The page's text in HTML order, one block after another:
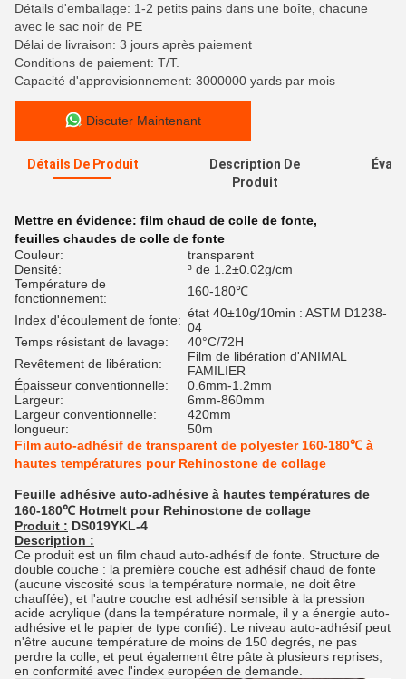
Détails d'emballage: 1-2 petits pains dans une boîte, chacune
avec le sac noir de PE
Délai de livraison: 3 jours après paiement
Conditions de paiement: T/T.
Capacité d'approvisionnement: 3000000 yards par mois
Discuter Maintenant
Détails De Produit
Description De
Produit
Mettre en évidence: film chaud de colle de fonte,
feuilles chaudes de colle de fonte
Couleur:
transparent
Densité:
³ de 1.2±0.02g/cm
Température de
fonctionnement:
160-180℃
Index d'écoulement de fonte: état 40±10g/10min : ASTM D1238-
04
Temps résistant de lavage:
40°C/72H
Revêtement de libération:
Film de libération d'ANIMAL
FAMILIER
Épaisseur conventionnelle:
0.6mm-1.2mm
Largeur:
6mm-860mm
Largeur conventionnelle:
420mm
longueur:
50m
Film auto-adhésif de transparent de polyester 160-180℃ à
hautes températures pour Rehinostone de collage
Feuille adhésive auto-adhésive à hautes températures de
160-180℃ Hotmelt pour Rehinostone de collage
Produit : DS019YKL-4
Description :
Ce produit est un film chaud auto-adhésif de fonte. Structure de
double couche : la première couche est adhésif chaud de fonte
(aucune viscosité sous la température normale, ne doit être
chauffée), et l'autre couche est adhésif sensible à la pression
acide acrylique (dans la température normale, il y a énergie auto-
adhésive et le papier de type confié). Le niveau auto-adhésif peut
n'être aucune température de moins de 150 degrés, ne pas
perdre la colle, et peut également être pâte à plusieurs reprises,
en conformité avec l'index européen de demande.